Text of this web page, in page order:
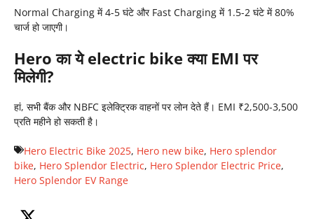
Normal Charging में 4-5 घंटे और Fast Charging में 1.5-2 घंटे में 80%
चार्ज हो जाएगी।
Hero का ये electric bike क्या EMI पर
मिलेगी?
हां, सभी बैंक और NBFC इलेक्ट्रिक वाहनों पर लोन देते हैं। EMI ₹2,500-3,500
प्रति महीने हो सकती है।
Hero Electric Bike 2025, Hero new bike, Hero splendor
bike, Hero Splendor Electric, Hero Splendor Electric Price,
Hero Splendor EV Range